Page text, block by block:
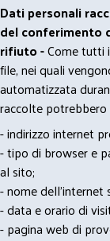
Dati personali
del conferimento
rifiuto -Come tutti
file, nei quali
automatizzata
raccolte potrebbero
- indirizzo internet
- tipo di browser e
al sito;
- nome dell'internet
- data e orario di
- pagina web di